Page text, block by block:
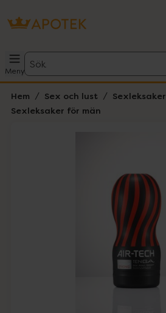
Meny
Sök
Hem Sex och lust
Sexleksaker
Sexleksaker för män